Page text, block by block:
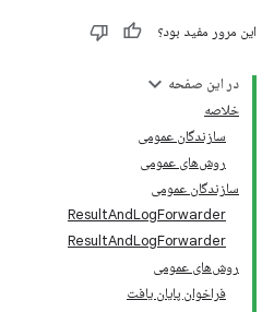
این مرور مفید بود؟
در این صفحه
خلاصه
سازندگان عمومی
روش‌های عمومی
سازندگان عمومی
ResultAndLogForwarder
ResultAndLogForwarder
روش‌های عمومی
فراخوان پایان یافت